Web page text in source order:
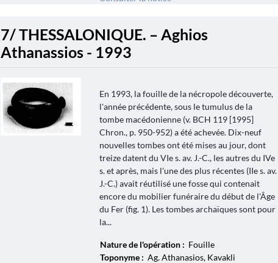
7/ THESSALONIQUE. – Aghios
Athanassios - 1993
En 1993, la fouille de la nécropole découverte,
l'année précédente, sous le tumulus de la
tombe macédonienne (v. BCH 119 [1995]
Chron., p. 950-952) a été achevée. Dix-neuf
nouvelles tombes ont été mises au jour, dont
treize datent du VIe s. av. J.-C., les autres du IVe
s. et après, mais l'une des plus récentes (IIe s. av.
J.-C.) avait réutilisé une fosse qui contenait
encore du mobilier funéraire du début de l'Âge
du Fer (fig. 1). Les tombes archaïques sont pour
la...
Nature de l'opération : Fouille
Toponyme : Ag. Athanasios, Kavakli